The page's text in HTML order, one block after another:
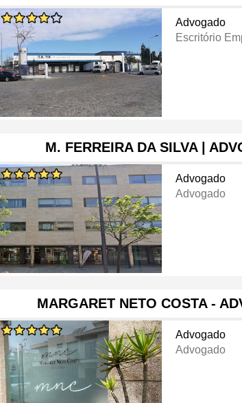
Advogado
Escritório
M. FERREIRA DA SILVA |
Advogado
Advogado
MARGARET NETO COSTA -
Advogado
Advogado